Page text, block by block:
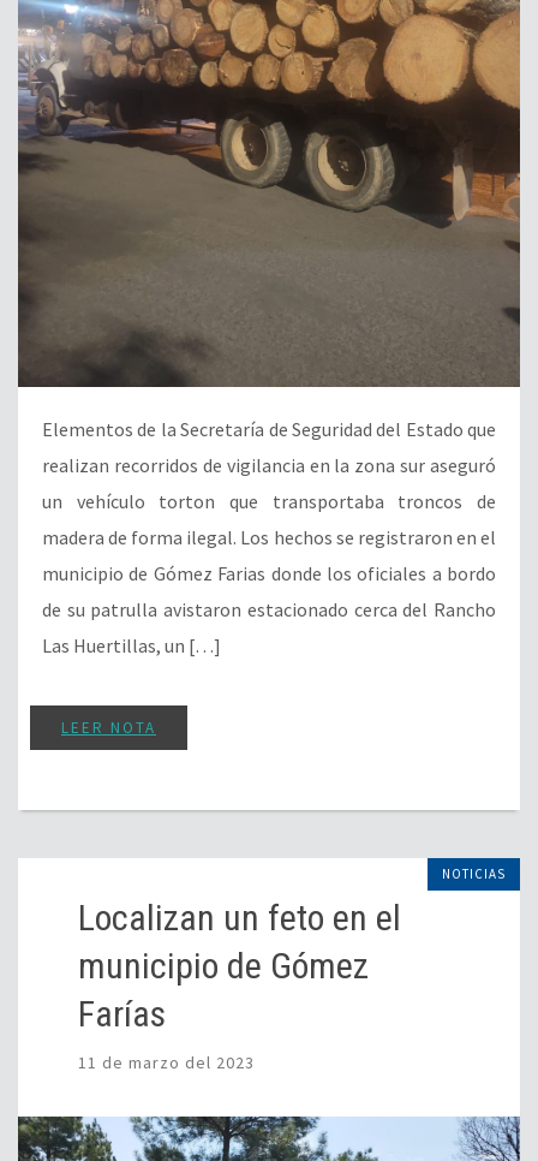
Elementos de la Secretaría de Seguridad del Estado que
realizan recorridos de vigilancia en la zona sur aseguró
un vehículo torton que transportaba troncos de
madera de forma ilegal. Los hechos se registraron en el
municipio de Gómez Farias donde los oficiales a bordo
de su patrulla avistaron estacionado cerca del Rancho
Las Huertillas, un […]
LEER NOTA
NOTICIAS
Localizan un feto en el
municipio de Gómez
Farías
11 de marzo del 2023